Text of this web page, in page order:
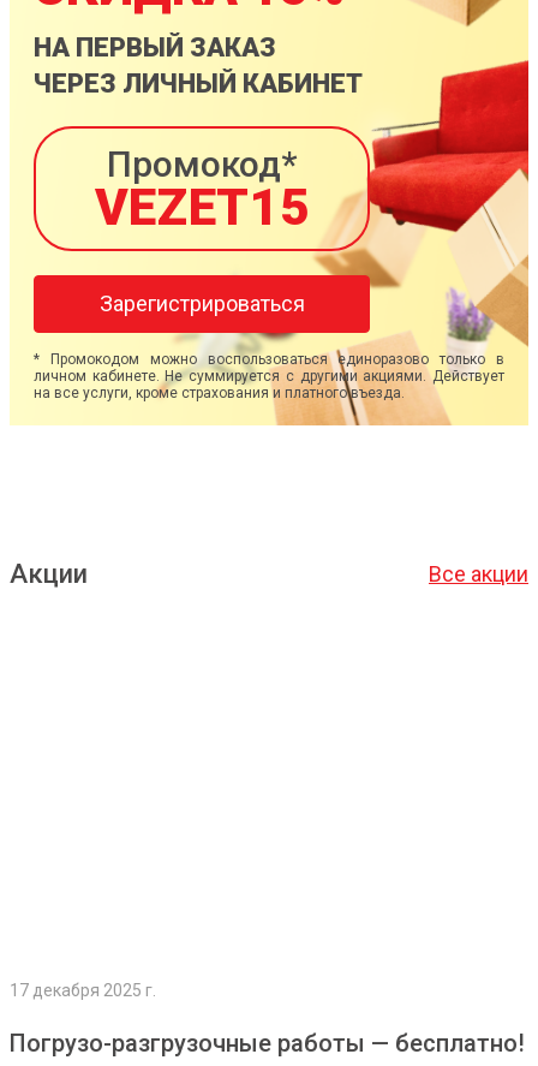
НА ПЕРВЫЙ ЗАКАЗ
ЧЕРЕЗ ЛИЧНЫЙ КАБИНЕТ
Промокод*
VEZET15
Зарегистрироваться
* Промокодом можно воспользоваться единоразово только в
личном кабинете. Не суммируется с другими акциями. Действует
на все услуги, кроме страхования и платного въезда.
Акции Все акции
17 декабря 2025 г.
Погрузо-разгрузочные работы — бесплатно!